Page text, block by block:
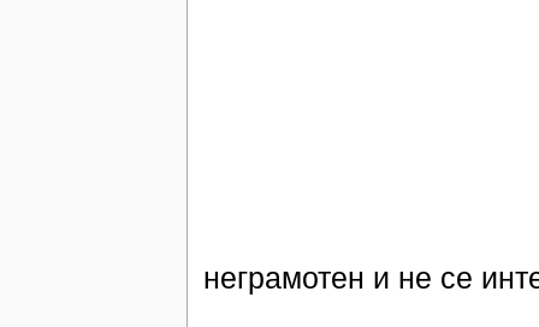
неграмотен и не се